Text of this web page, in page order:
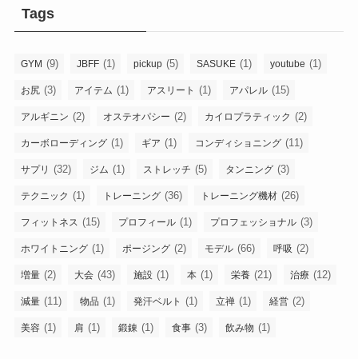
Tags
GYM (9) JBFF (1) pickup (5) SASUKE (1) youtube (1)
お尻 (3) アイテム (1) アスリート (1) アパレル (15)
アルギニン (2) オステオパシー (2) カイロプラティック (2)
カーボローディング (1) ギア (1) コンディショニング (11)
サプリ (32) ジム (1) ストレッチ (5) タンニング (3)
テクニック (1) トレーニング (36) トレーニング機材 (26)
フィットネス (15) プロフィール (1) プロフェッショナル (3)
ホワイトニング (1) ポージング (2) モデル (66) 呼吸 (2)
増量 (2) 大会 (43) 施設 (1) 本 (1) 栄養 (21) 治療 (12)
減量 (11) 物品 (1) 発汗ベルト (1) 立禅 (1) 経営 (2)
美容 (1) 肩 (1) 鍛錬 (1) 食事 (3) 飲み物 (1)